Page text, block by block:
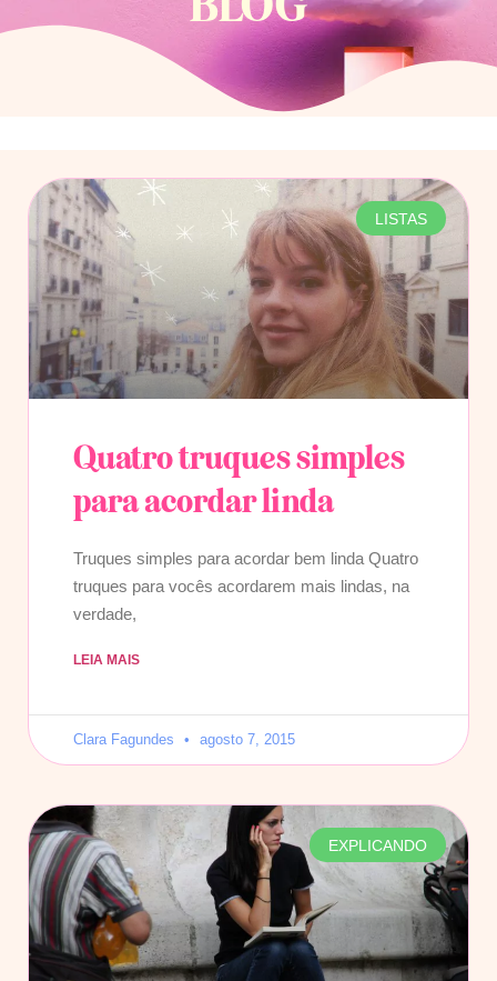
LISTAS
Quatro truques simples
para acordar linda
Truques simples para acordar bem linda Quatro
truques para vocês acordarem mais lindas, na
verdade,
LEIA MAIS
Clara Fagundes agosto 7, 2015
EXPLICANDO